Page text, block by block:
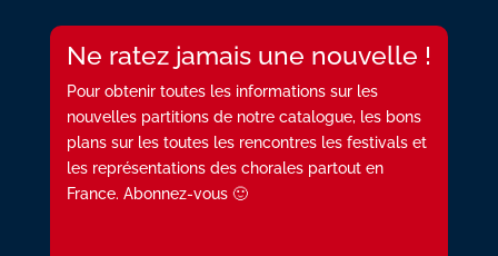
Ne ratez jamais une nouvelle !
Pour obtenir toutes les informations sur les
nouvelles partitions de notre catalogue, les bons
plans sur les toutes les rencontres les festivals et
les représentations des chorales partout en
France. Abonnez-vous 🙂